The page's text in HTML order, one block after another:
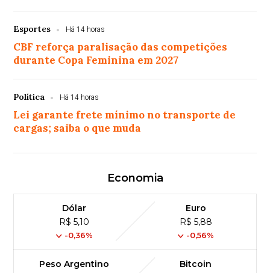
Esportes Há 14 horas
CBF reforça paralisação das competições
durante Copa Feminina em 2027
Política Há 14 horas
Lei garante frete mínimo no transporte de
cargas; saiba o que muda
Economia
Dólar
R$ 5,10
-0,36%
Euro
R$ 5,88
-0,56%
Peso Argentino
Bitcoin